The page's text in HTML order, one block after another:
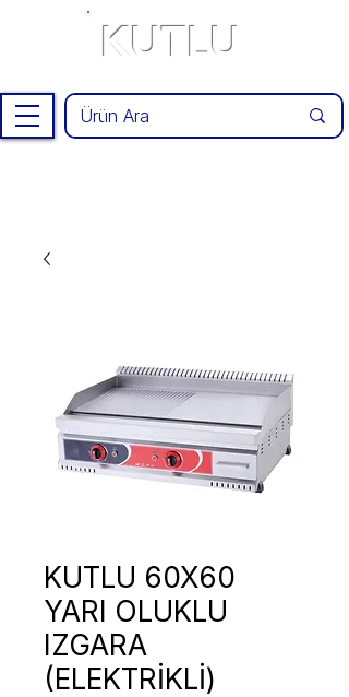
KUTLU
KUTLU 60X60
YARI OLUKLU
IZGARA
(ELEKTRİKLİ)